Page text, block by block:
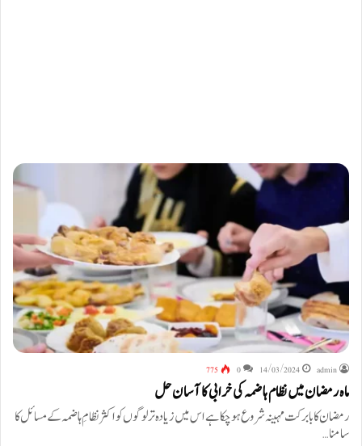
admin
14/03/2024
0
775
ماہ رمضان میں نظام ہاضمہ کی خرابی کا آسان حل
رمضان کا بابرکت مہینہ شروع ہوچکا ہے اس میں زیادہ تر لوگوں کو اکثر نظامِ ہاضمہ کے مسائل کا
سامنا…